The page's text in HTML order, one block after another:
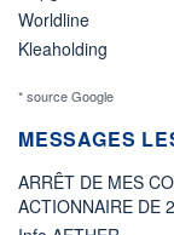
Worldline
Kleaholding
* source Google
MESSAGES
ARRÊT DE MES
ACTIONNAIRE DE